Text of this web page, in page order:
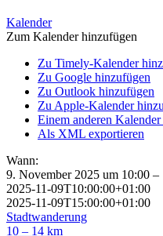
Kalender
Zum Kalender hinzufügen
Zu Timely-Kalender
Zu Google hinzufügen
Zu Outlook hinzufügen
Zu Apple-Kalender
Einem anderen
Als XML exportieren
Wann:
9. November 2025 um 10:00 –
2025-11-09T10:00:00+01:00
2025-11-09T15:00:00+01:00
Stadtwanderung
10 – 14 km